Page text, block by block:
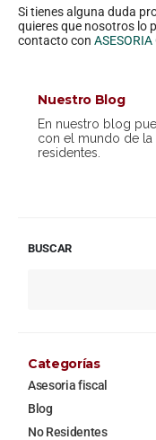
Si tienes alguna duda
quieres que nosotros lo
contacto con ASESORIA
Nuestro Blog
En nuestro blog
con el mundo de la
residentes.
BUSCAR
Categorías
Asesoria fiscal
Blog
No Residentes